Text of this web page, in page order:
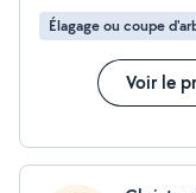
Élagage ou coupe
Voir le